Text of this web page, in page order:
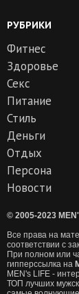
РУБРИКИ
Фитнес
Здоровье
Секс
Питание
Стиль
Деньги
Отдых
Персона
Новости
© 2005-2023
Все права на
соответствии с
При полном или
гипперссылка на
MEN's LIFE -
ТОП лучших